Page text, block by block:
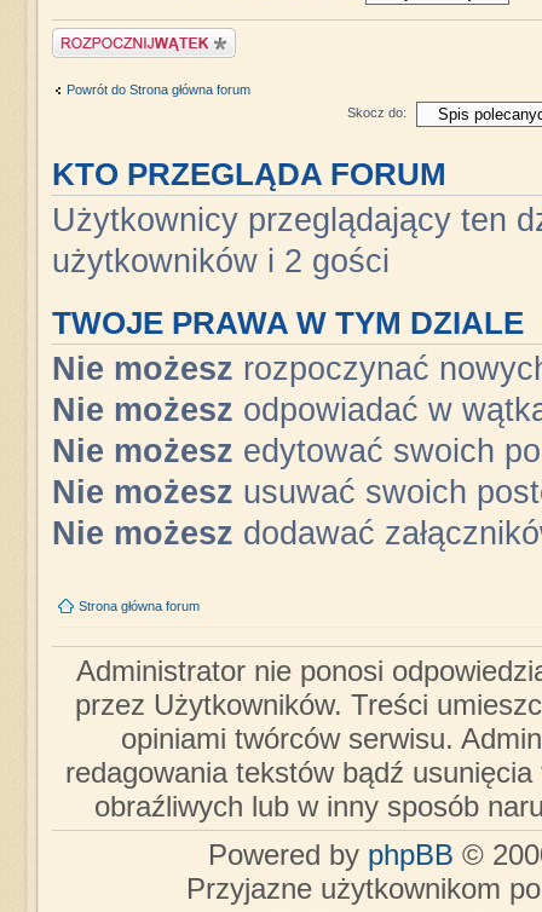
Napisz wątek
Powrót do Strona główna forum
Skocz do:
KTO PRZEGLĄDA FORUM
Użytkownicy przeglądający ten
użytkowników i 2 gości
TWOJE PRAWA W TYM DZIALE
Nie możesz rozpoczynać
Nie możesz odpowiadać w
Nie możesz edytować swoich
Nie możesz usuwać swoich
Nie możesz dodawać
Strona główna forum
Administrator nie ponosi
przez Użytkowników. Treści
opiniami twórców serwisu.
redagowania tekstów bądź
obraźliwych lub w inny sposób
Powered by phpBB ©
Przyjazne użytkownikom